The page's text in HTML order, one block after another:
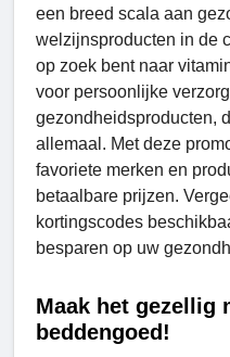
een breed scala aan
welzijnsproducten in de
op zoek bent naar
voor persoonlijke
gezondheidsproducten,
allemaal. Met deze
favoriete merken en
betaalbare prijzen.
kortingscodes
besparen op uw
Maak het gezellig
beddengoed!